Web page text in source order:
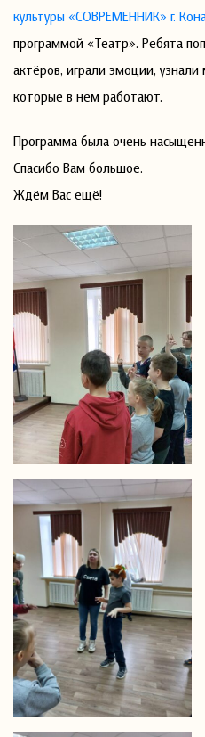
культуры «СОВРЕМЕННИК» г.
программой «Театр». Ребята
актёров, играли эмоции,
которые в нем работают.
Программа была очень
Спасибо Вам большое.
Ждём Вас ещё!